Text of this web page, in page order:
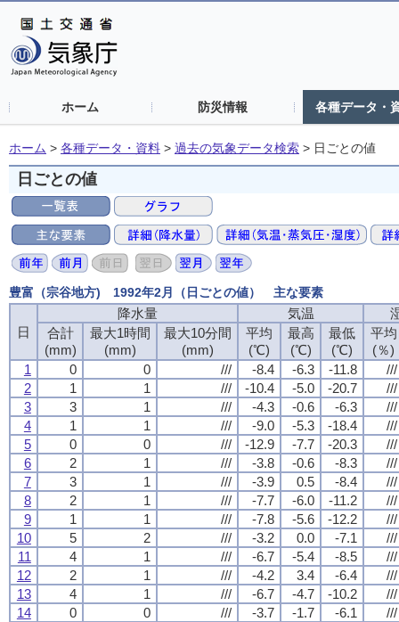
ホーム 防災情報 各種データ・
ホーム > 各種データ・資料 > 過去の気象データ検索 > 日ごとの値
日ごとの値
豊富（宗谷地方) 1992年2月（日ごとの値） 主な要素
日
降水量 気温
合計
(mm)
最大1時間
(mm)
最大10分間
(mm)
平均
(℃)
最高
(℃)
最低
(℃)
平均
(％)
1
0 0 /// -8.4 -6.3 -11.8
///
2
1 1 /// -10.4 -5.0 -20.7
///
3
3 1 /// -4.3 -0.6 -6.3
///
4
1 1 /// -9.0 -5.3 -18.4
///
5
0 0 /// -12.9 -7.7 -20.3
///
6
2 1 /// -3.8 -0.6 -8.3
///
7
3 1 /// -3.9 0.5 -8.4
///
8
2 1 /// -7.7 -6.0 -11.2
///
9
1 1 /// -7.8 -5.6 -12.2
///
10
5 2 /// -3.2 0.0 -7.1
///
11
4 1 /// -6.7 -5.4 -8.5
///
12
2 1 /// -4.2 3.4 -6.4
///
13
4 1 /// -6.7 -4.7 -10.2
///
14
0 0 /// -3.7 -1.7 -6.1
///